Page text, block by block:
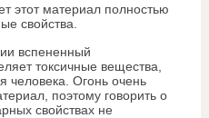
этот материал полностью
свойства.
вспененный
токсичные вещества,
человека. Огонь очень
поэтому говорить о
свойствах не